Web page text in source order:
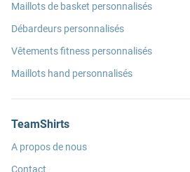
Maillots de basket personnalisés
Débardeurs personnalisés
Vêtements fitness personnalisés
Maillots hand personnalisés
TeamShirts
A propos de nous
Contact